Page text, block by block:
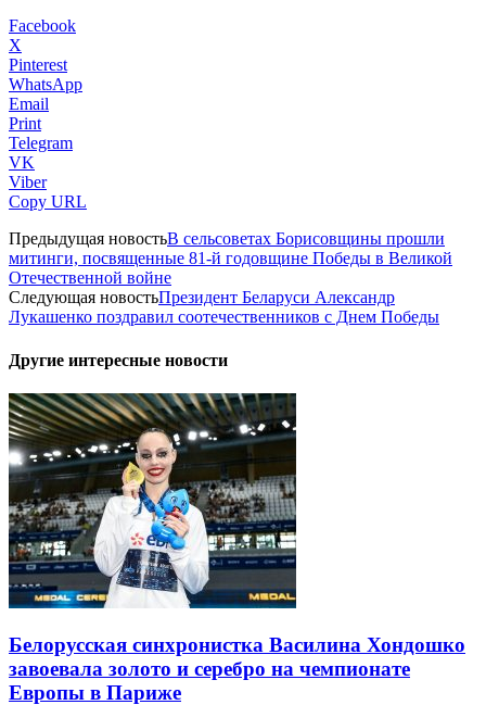
Facebook
X
Pinterest
WhatsApp
Email
Print
Telegram
VK
Viber
Copy URL
Предыдущая новостьВ сельсоветах Борисовщины прошли
митинги, посвященные 81-й годовщине Победы в Великой
Отечественной войне
Следующая новостьПрезидент Беларуси Александр
Лукашенко поздравил соотечественников с Днем Победы
Другие интересные новости
Белорусская синхронистка Василина Хондошко
завоевала золото и серебро на чемпионате
Европы в Париже